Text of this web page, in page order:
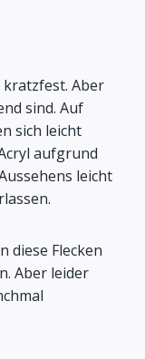
Aber
sind. Auf
sich leicht
aufgrund
leicht
diese Flecken
Aber leider